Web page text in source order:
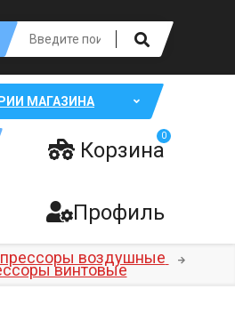
МАГАЗИНА
Корзина
0
Профиль
воздушные
винтовые